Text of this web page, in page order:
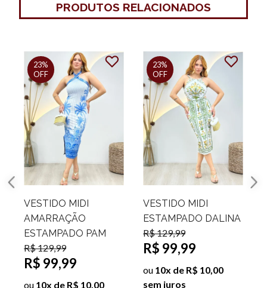
PRODUTOS RELACIONADOS
VESTIDO MIDI
AMARRAÇÃO
ESTAMPADO PAM
R$ 129,99
R$ 99,99
ou 10x de R$ 10,00
23%
OFF
VESTIDO MIDI
ESTAMPADO DALINA
R$ 129,99
R$ 99,99
ou 10x de R$ 10,00
sem juros
23%
OFF